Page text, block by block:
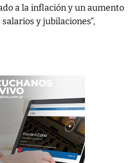
a la inflación y un aumento
y jubilaciones”,